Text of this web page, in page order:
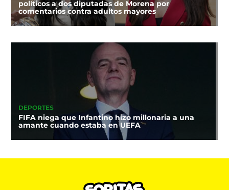
políticos a dos diputadas de Morena por
comentarios contra adultos mayores
DEPORTES
FIFA niega que Infantino hizo millonaria a una
amante cuando estaba en UEFA